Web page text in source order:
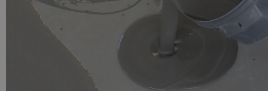
Impregneer snel
Tegelprimer
Schraaplaag PU